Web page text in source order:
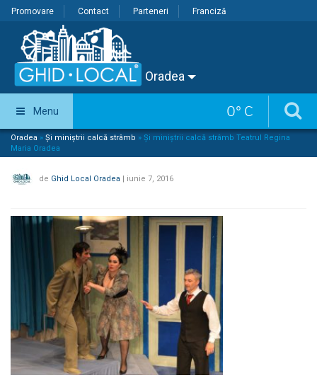
Promovare Contact Parteneri Franciză
Oradea
0° C
Menu
Oradea » Și miniștrii calcă strâmb » Și miniștrii calcă strâmb Teatrul Regina
Maria Oradea
de Ghid Local Oradea | iunie 7, 2016